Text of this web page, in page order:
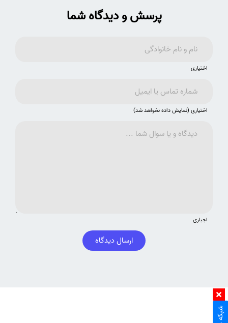
پرسش و دیدگاه شما
اختیاری
اختیاری (نمایش داده نخواهد شد)
اجباری
ارسال دیدگاه